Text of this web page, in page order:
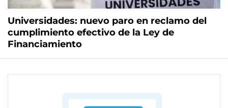
Universidades: nuevo paro en reclamo del
cumplimiento efectivo de la Ley de
Financiamiento